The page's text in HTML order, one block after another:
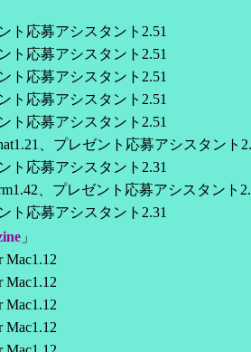
ト応募アシスタント2.51
ト応募アシスタント2.51
ト応募アシスタント2.51
ト応募アシスタント2.51
ト応募アシスタント2.51
、プレゼント応募アシスタント
ト応募アシスタント2.31
、プレゼント応募アシスタント
ト応募アシスタント2.31
」
Mac1.12
Mac1.12
Mac1.12
Mac1.12